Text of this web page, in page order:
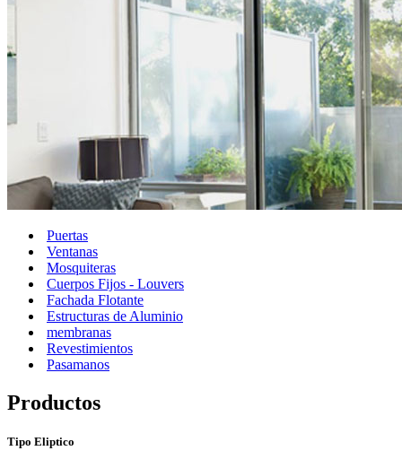
Puertas
Ventanas
Mosquiteras
Cuerpos Fijos - Louvers
Fachada Flotante
Estructuras de Aluminio
membranas
Revestimientos
Pasamanos
Productos
Tipo Eliptico